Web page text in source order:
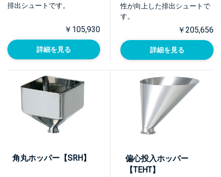
排出シュートです。
￥105,930
詳細を見る
性が向上した排出シュートで
す。
￥205,656
詳細を見る
角丸ホッパー【SRH】
偏心投入ホッパー
【TEHT】